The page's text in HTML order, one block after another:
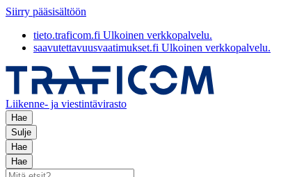
Siirry pääsisältöön
tieto.traficom.fi Ulkoinen verkkopalvelu.
saavutettavuusvaatimukset.fi Ulkoinen verkkopalvelu.
Liikenne- ja viestintävirasto
Hae
Sulje
Hae
Hae